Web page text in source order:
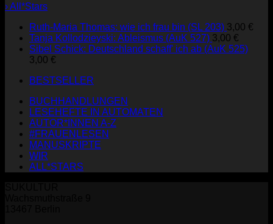
› All*Stars
Ruth-Maria Thomas: wie ich frau bin (SL 203) 3,00 €
Tanja Kollodzieyski: Ableismus (AuK 527) 3,00 €
Sibel Schick: Deutschland schaff' ich ab (AuK 525)
3,00 €
BESTSELLER
BUCHHANDLUNGEN
LESEHEFTE IN AUTOMATEN
AUTOR*INNEN A-Z
#FRAUENLESEN
MANUSKRIPTE
WIR
ALL*STARS